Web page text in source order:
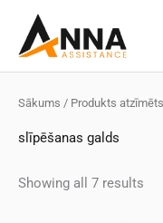
saturu
Sākums / Produkts
slīpēšanas galds
Showing all 7 results